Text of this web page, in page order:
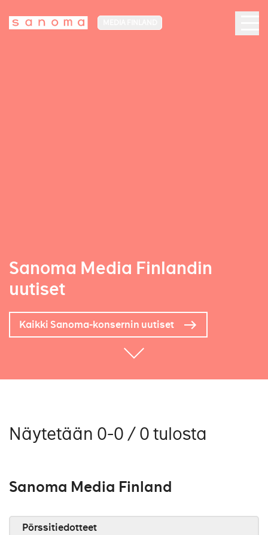
Sanoma Media Finlandin
uutiset
Kaikki Sanoma-konsernin uutiset
Näytetään 0-0 / 0 tulosta
Sanoma Media Finland
Pörssitiedotteet